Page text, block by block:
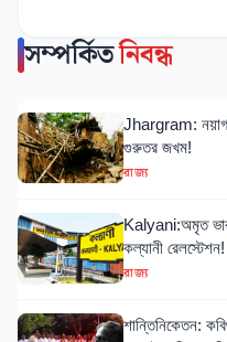
সম্পর্কিতনিবন্ধ
Jhargram:
গুরুতর জখম!
রাজ্য
Kalyani:অমৃত
কল্যানী রেলস্টেশন!
রাজ্য
শান্তিনিকেতন: